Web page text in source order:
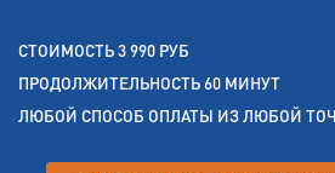
СТОИМОСТЬ 3 990 РУБ
ПРОДОЛЖИТЕЛЬНОСТЬ 60 МИНУТ
ЛЮБОЙ СПОСОБ ОПЛАТЫ ИЗ ЛЮБОЙ